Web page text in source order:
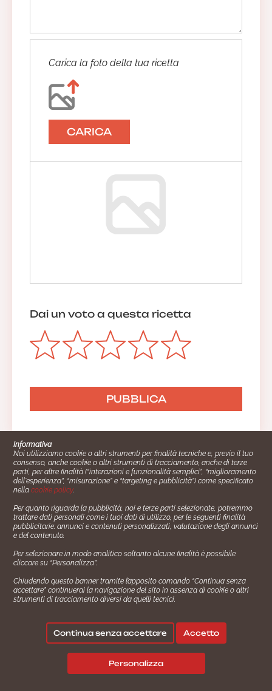
Carica la foto della tua ricetta
CARICA
Dai un voto a questa ricetta
Cucinare.it è un marchio commerciale di Impiego24.it s.r.l.
copyright 2014 - 2024 P.IVA: 03406490130
Azienda certiﬁcata ISO 27001 numero: SNR 73140386/89/I
- Azienda certiﬁcata ISO 9001 numero: SNR
Gestione consensi e categorie merceologiche marketing
Seguici su:
Termini e Condizioni
Informativa
Noi utilizziamo cookie o altri strumenti per finalità tecniche e, previo il tuo
consenso, anche cookie o altri strumenti di tracciamento, anche di terze
parti, per altre finalità (“interazioni e funzionalità semplici”, “miglioramento
dell'esperienza”, “misurazione” e “targeting e pubblicità”) come specificato
nellacookie policy.
Per quanto riguarda la pubblicità, noi e terze parti selezionate, potremmo
trattare dati personali come i tuoi dati di utilizzo, per le seguenti finalità
pubblicitarie: annunci e contenuti personalizzati, valutazione degli annunci
e del contenuto.
Per selezionare in modo analitico soltanto alcune finalità è possibile
cliccare su “Personalizza”.
Chiudendo questo banner tramite l’apposito comando “Continua senza
accettare” continuerai la navigazione del sito in assenza di cookie o altri
strumenti di tracciamento diversi da quelli tecnici.
Personalizza
Continua senza accettare Accetto